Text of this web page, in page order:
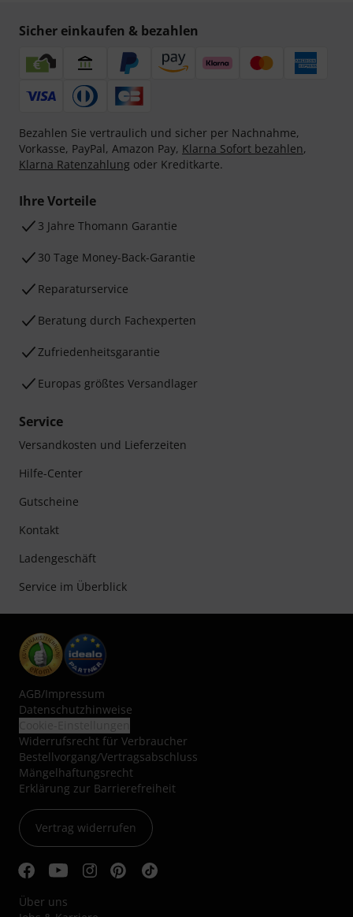
Sicher einkaufen & bezahlen
Bezahlen Sie vertraulich und sicher per Nachnahme,
Vorkasse, PayPal, Amazon Pay, Klarna Sofort bezahlen,
Klarna Ratenzahlung oder Kreditkarte.
Ihre Vorteile
3 Jahre Thomann Garantie
30 Tage Money-Back-Garantie
Reparaturservice
Beratung durch Fachexperten
Zufriedenheitsgarantie
Europas größtes Versandlager
Service
Versandkosten und Lieferzeiten
Hilfe-Center
Gutscheine
Kontakt
Ladengeschäft
Service im Überblick
AGB/Impressum
Datenschutzhinweise
Widerrufsrecht für Verbraucher
Bestellvorgang/Vertragsabschluss
Mängelhaftungsrecht
Erklärung zur Barrierefreiheit
Vertrag widerrufen
Über uns